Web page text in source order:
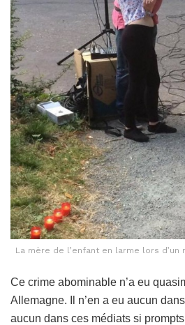
La mère de l’enfant en larme lors
Ce crime abominable n’a eu
Allemagne. Il n’en a eu aucun
aucun dans ces médiats si